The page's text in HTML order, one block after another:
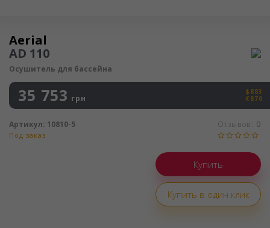
Осушитель воздуха
Aerial
AD 110
Осушитель для бассейна
35 753 грн
$883
€870
Под заказ
Отзывов: 0
Артикул: 10810-5
Купить в один клик